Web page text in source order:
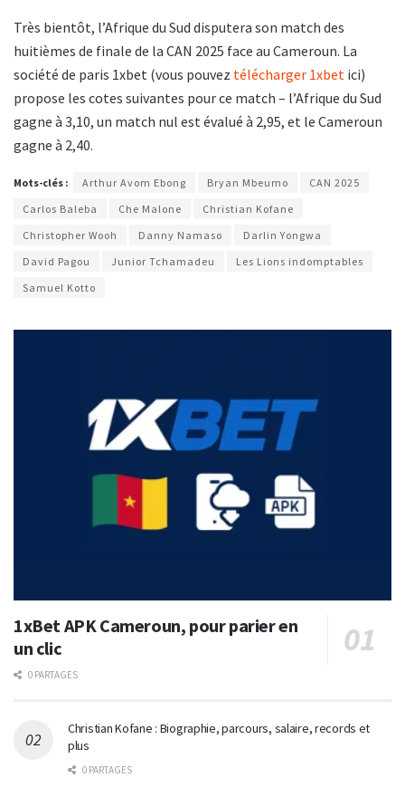
Très bientôt, l’Afrique du Sud disputera son match des
huitièmes de finale de la CAN 2025 face au Cameroun. La
société de paris 1xbet (vous pouvez télécharger 1xbet ici)
propose les cotes suivantes pour ce match – l’Afrique du Sud
gagne à 3,10, un match nul est évalué à 2,95, et le Cameroun
gagne à 2,40.
Mots-clés : Arthur Avom Ebong Bryan Mbeumo
CAN 2025
Carlos Baleba
Che Malone
Christian Kofane
Christopher Wooh
Danny Namaso
Darlin Yongwa
David Pagou
Junior Tchamadeu
Les Lions indomptables
Samuel Kotto
1xBet APK Cameroun, pour parier en
un clic
0 PARTAGES
Christian Kofane : Biographie, parcours, salaire, records et
plus
0 PARTAGES